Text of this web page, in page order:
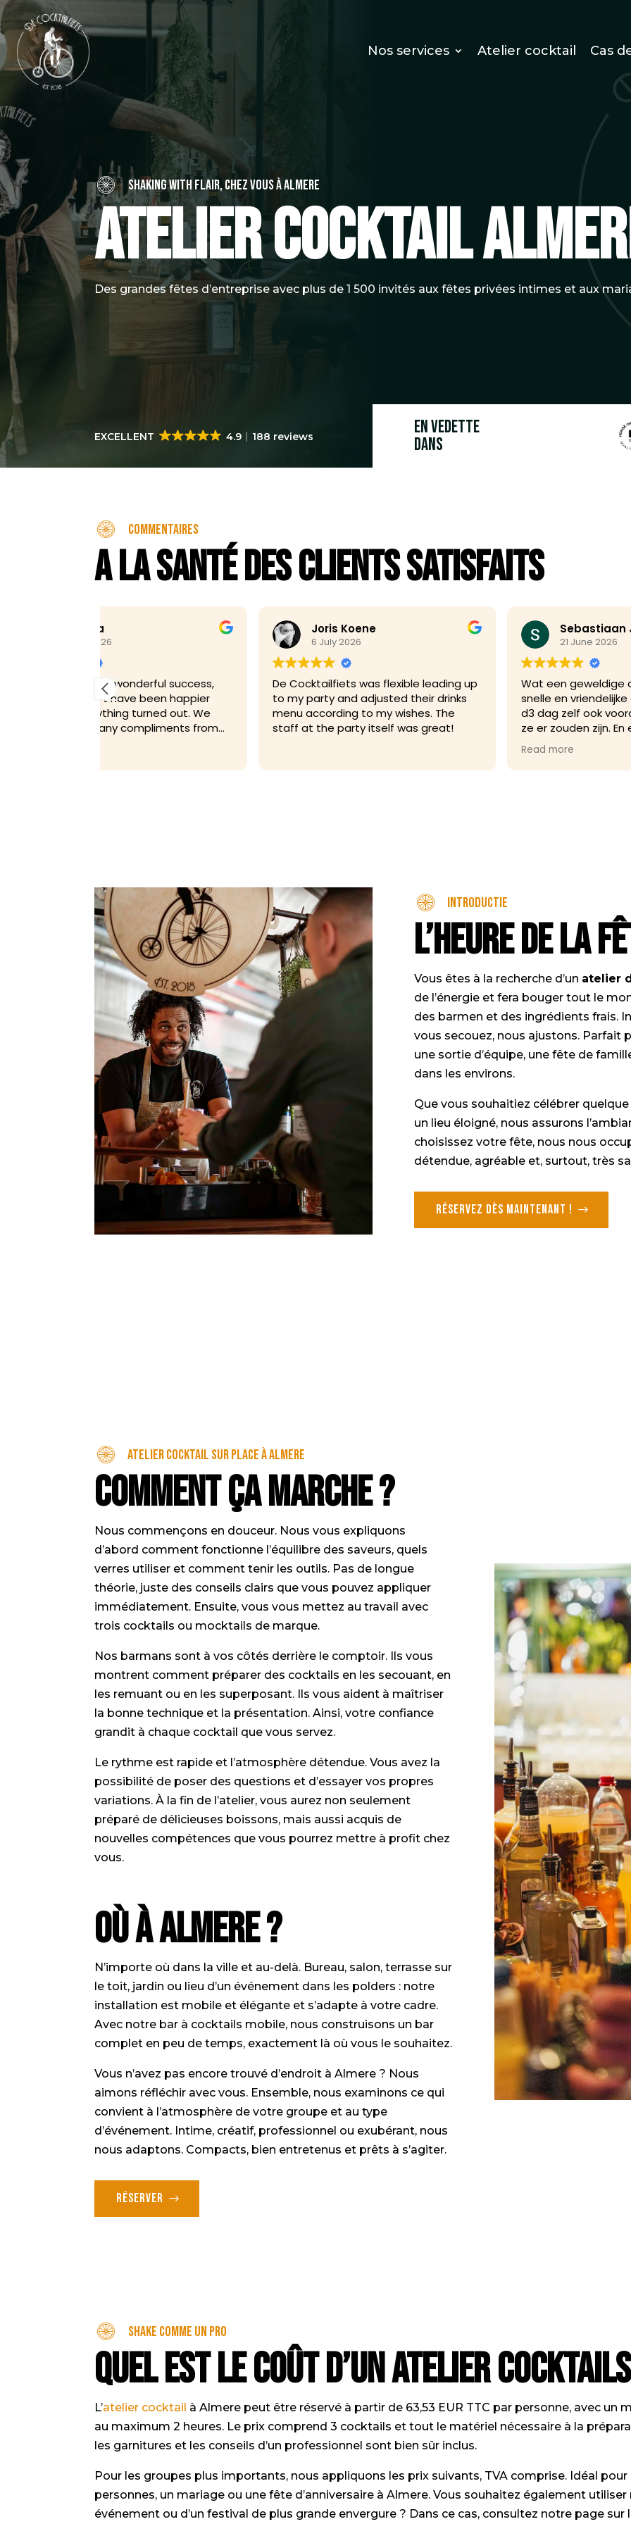
Nos services Atelier cocktail Cas
Shaking with flair, chez vous à Almere
Atelier cocktail
Des grandes fêtes d’entreprise avec plus de 1 500 invités aux fêtes privées intimes et aux
EXCELLENT 4.9 188 reviews
En vedette
dans
Commentaires
A la santé des clients satisfaits
Joris Koene
De Cocktailfiets was flexible leading up
to my party and adjusted their drinks
menu according to my wishes. The
staff at the party itself was great!
Sebastiaan Janssens
Wat een geweldige avond. Vooraf
snelle en vriendelijke communicatie. Op
d3 dag zelf ook vooraf appjes hoe laat
ze er zouden zijn. En een geweldige
bartender en heerlijke cocktails.
Introductie
L’heure de la
Vous êtes à la recherche d’un atelier
de l’énergie et fera bouger tout le
des barmen et des ingrédients frais.
vous secouez, nous ajustons. Parfait
une sortie d’équipe, une fête de
dans les environs.
Que vous souhaitiez célébrer
un lieu éloigné, nous assurons
choisissez votre fête, nous nous
détendue, agréable et, surtout, très
Réservez dès maintenant !
Atelier cocktail sur place à Almere
Comment ça marche ?
Nous commençons en douceur. Nous vous expliquons
d’abord comment fonctionne l’équilibre des saveurs, quels
verres utiliser et comment tenir les outils. Pas de longue
théorie, juste des conseils clairs que vous pouvez appliquer
immédiatement. Ensuite, vous vous mettez au travail avec
trois cocktails ou mocktails de marque.
Nos barmans sont à vos côtés derrière le comptoir. Ils vous
montrent comment préparer des cocktails en les secouant, en
les remuant ou en les superposant. Ils vous aident à maîtriser
la bonne technique et la présentation. Ainsi, votre confiance
grandit à chaque cocktail que vous servez.
Le rythme est rapide et l’atmosphère détendue. Vous avez la
possibilité de poser des questions et d’essayer vos propres
variations. À la fin de l’atelier, vous aurez non seulement
préparé de délicieuses boissons, mais aussi acquis de
nouvelles compétences que vous pourrez mettre à profit chez
vous.
Où à Almere ?
N’importe où dans la ville et au-delà. Bureau, salon, terrasse sur
le toit, jardin ou lieu d’un événement dans les polders : notre
installation est mobile et élégante et s’adapte à votre cadre.
Avec notre bar à cocktails mobile, nous construisons un bar
complet en peu de temps, exactement là où vous le souhaitez.
Vous n’avez pas encore trouvé d’endroit à Almere ? Nous
aimons réfléchir avec vous. Ensemble, nous examinons ce qui
convient à l’atmosphère de votre groupe et au type
d’événement. Intime, créatif, professionnel ou exubérant, nous
nous adaptons. Compacts, bien entretenus et prêts à s’agiter.
Réserver
Shake comme un pro
Quel est le coût d’un atelier
L’atelier cocktail à Almere peut être réservé à partir de 63,53 EUR TTC par personne, avec un
au maximum 2 heures. Le prix comprend 3 cocktails et tout le matériel nécessaire à la
les garnitures et les conseils d’un professionnel sont bien sûr inclus.
Pour les groupes plus importants, nous appliquons les prix suivants, TVA comprise. Idéal pour
personnes, un mariage ou une fête d’anniversaire à Almere. Vous souhaitez également
événement ou d’un festival de plus grande envergure ? Dans ce cas, consultez notre page sur